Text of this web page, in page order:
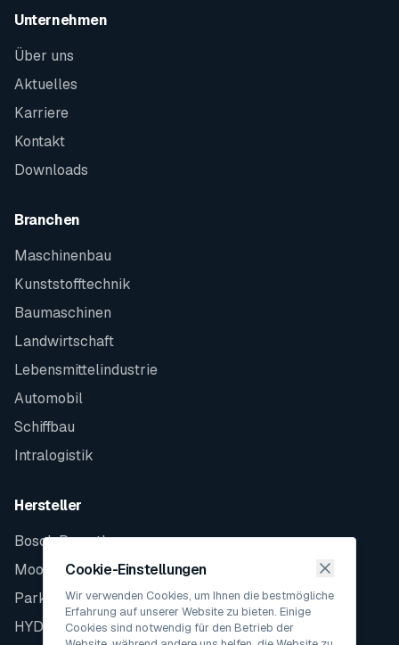
Unternehmen
Über uns
Aktuelles
Karriere
Kontakt
Downloads
Branchen
Maschinenbau
Kunststofftechnik
Baumaschinen
Landwirtschaft
Lebensmittelindustrie
Automobil
Schiffbau
Intralogistik
Hersteller
Bosch Rexroth
Moog
Parker
HYDAC
Cookie-Einstellungen
Wir verwenden Cookies, um Ihnen die bestmögliche
Erfahrung auf unserer Website zu bieten. Einige
Cookies sind notwendig für den Betrieb der